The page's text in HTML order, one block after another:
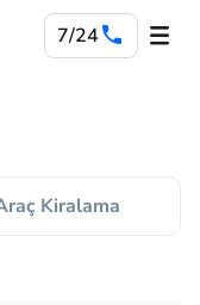
7/24
Kiralama